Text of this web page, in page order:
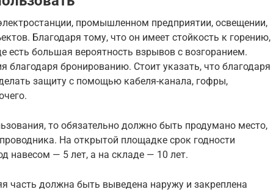
промышленном предприятии, освещении,
Благодаря тому, что он имеет стойкость к горению,
есть большая вероятность взрывов с возгоранием.
благодаря бронированию. Стоит указать, что благодаря
защиту с помощью кабеля-канала, гофры,
то обязательно должно быть продумано место,
На открытой площадке срок годности
навесом — 5 лет, а на складе — 10 лет.
часть должна быть выведена наружу и закреплена